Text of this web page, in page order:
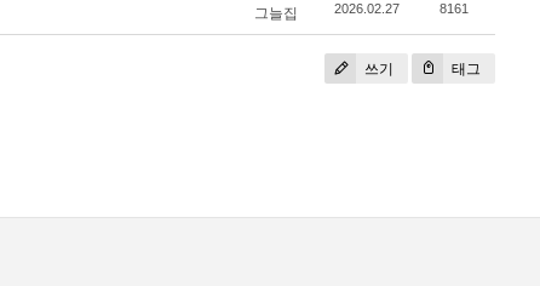
그늘집 2026.02.27 8161
쓰기 태그